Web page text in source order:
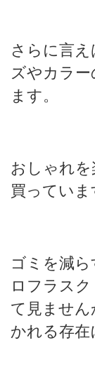
さらに言
ズやカラ
ます。
おしゃれ
買っていま
ゴミを減
ロフラス
て見ません
かれる存在